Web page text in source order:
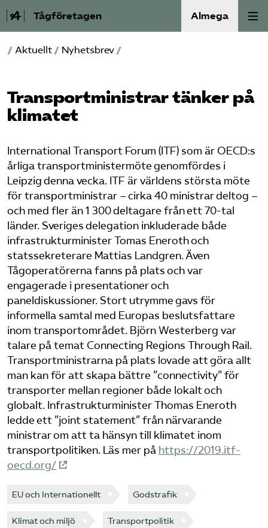
Tågföretagen Almega
Aktuellt
Reformagenda för järnvägen
Våra frågor
Aktiviteter
Om oss
Kontakt
Mina sidor (almega.se)
Bli medlem
Logga in på Arbetsgivarguiden
Sök på tagforetagen.se
/ Aktuellt / Nyhetsbrev /
Transportministrar tänker på
klimatet
International Transport Forum (ITF) som är OECD:s
årliga transportministermöte genomfördes i
Leipzig denna vecka. ITF är världens största möte
för transportministrar – cirka 40 ministrar deltog –
och med fler än 1 300 deltagare från ett 70-tal
länder. Sveriges delegation inkluderade både
infrastrukturminister Tomas Eneroth och
statssekreterare Mattias Landgren. Även
Tågoperatörerna fanns på plats och var
engagerade i presentationer och
paneldiskussioner. Stort utrymme gavs för
informella samtal med Europas beslutsfattare
inom transportområdet. Björn Westerberg var
talare på temat Connecting Regions Through Rail.
Transportministrarna på plats lovade att göra allt
man kan för att skapa bättre ”connectivity” för
transporter mellan regioner både lokalt och
globalt. Infrastrukturminister Thomas Eneroth
ledde ett ”joint statement” från närvarande
ministrar om att ta hänsyn till klimatet inom
transportpolitiken. Läs mer på https://2019.itf-
oecd.org/
EU och Internationellt Godstrafik
Klimat och miljö Transportpolitik